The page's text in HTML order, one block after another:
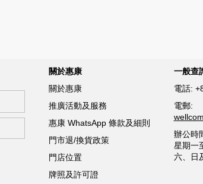
關於惠康
關於惠康
推廣活動及服務
惠康 WhatsApp 條款及細則
門市退/換貨政策
門店位置
牌照及許可證
一般查
電話:
電郵:
辦公時
星期一
六、日